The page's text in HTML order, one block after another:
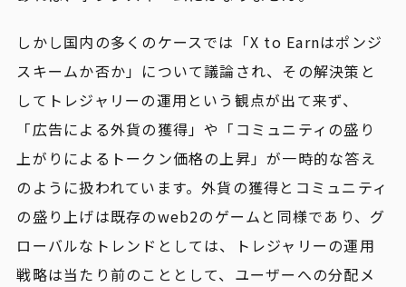
しかし国内の多くのケースでは「X to Earnはポンジ
スキームか否か」について議論され、その解決策と
してトレジャリーの運用という観点が出て来ず、
「広告による外貨の獲得」や「コミュニティの盛り
上がりによるトークン価格の上昇」が一時的な答え
のように扱われています。外貨の獲得とコミュニティ
の盛り上げは既存のweb2のゲームと同様であり、グ
ローバルなトレンドとしては、トレジャリーの運用
戦略は当たり前のこととして、ユーザーへの分配メ